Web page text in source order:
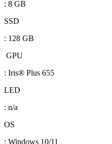
: 8 GB
SSD
: 128 GB
GPU
: Iris® Plus 655
LED
: n/a
OS
: Windows 10/11